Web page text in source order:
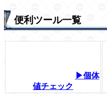
便利ツール一覧
▶個体
値チェック